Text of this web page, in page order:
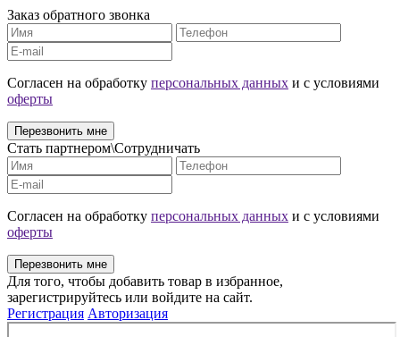
Заказ обратного звонка
Cогласен на обработку персональных данных и с условиями
оферты
Перезвонить мне
Стать партнером\Сотрудничать
Cогласен на обработку персональных данных и с условиями
оферты
Перезвонить мне
Для того, чтобы добавить товар в избранное,
зарегистрируйтесь или войдите на сайт.
Регистрация Авторизация